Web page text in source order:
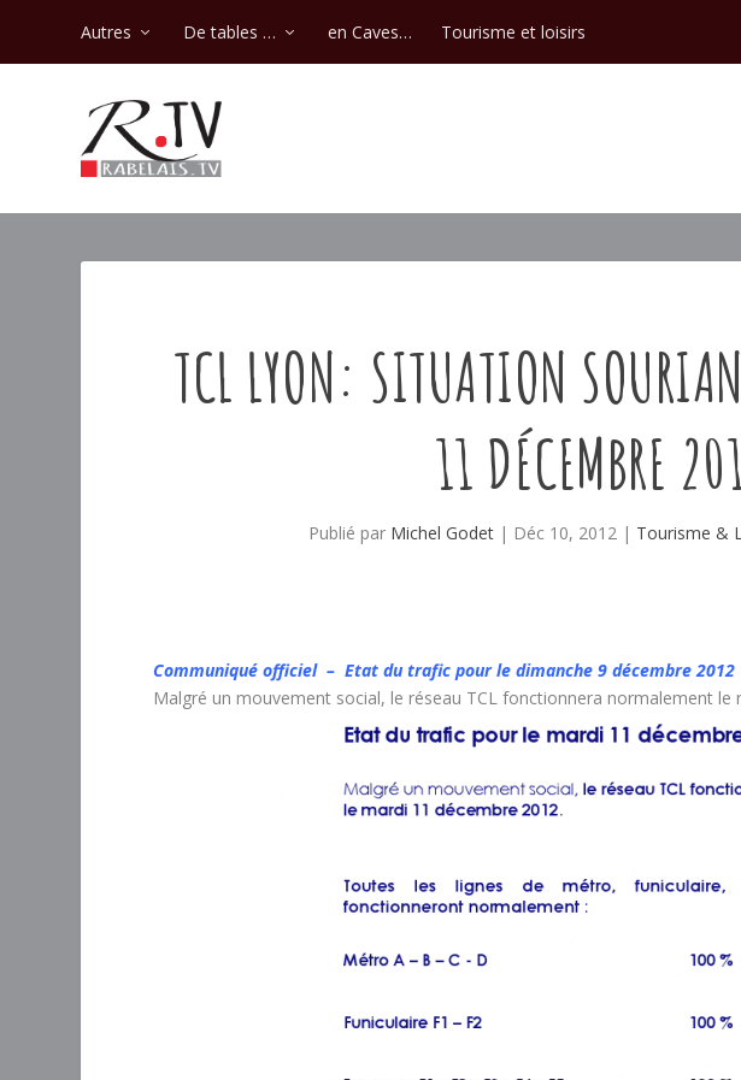
Autres De tables … en Caves… Tourisme et loisirs
TCL LYON: SITUATION
11 DÉCEMBRE
Publié par Michel Godet | Déc 10, 2012 | Tourisme &
Communiqué officiel – Etat du trafic pour le dimanche 9 décembre 2012
Malgré un mouvement social, le réseau TCL fonctionnera normalement le